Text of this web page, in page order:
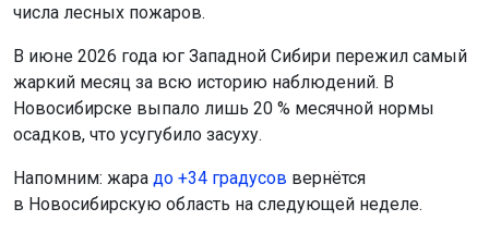
числа лесных пожаров.
В июне 2026 года юг Западной Сибири пережил самый
жаркий месяц за всю историю наблюдений. В
Новосибирске выпало лишь 20 % месячной нормы
осадков, что усугубило засуху.
Напомним: жара до +34 градусов вернётся
в Новосибирскую область на следующей неделе.